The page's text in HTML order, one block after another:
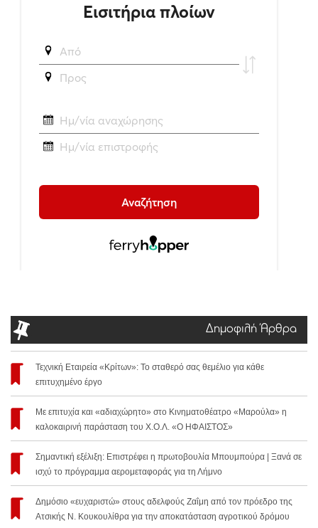
Δημοφιλή Άρθρα
Τεχνική Εταιρεία «Κρίτων»: Το σταθερό σας θεμέλιο για κάθε
επιτυχημένο έργο
Με επιτυχία και «αδιαχώρητο» στο Κινηματοθέατρο «Μαρούλα» η
καλοκαιρινή παράσταση του Χ.Ο.Λ. «Ο ΗΦΑΙΣΤΟΣ»
Σημαντική εξέλιξη: Επιστρέφει η πρωτοβουλία Μπουμπούρα | Ξανά σε
ισχύ το πρόγραμμα αερομεταφοράς για τη Λήμνο
Δημόσιο «ευχαριστώ» στους αδελφούς Ζαΐμη από τον πρόεδρο της
Ατσικής Ν. Κουκουλίθρα για την αποκατάσταση αγροτικού δρόμου